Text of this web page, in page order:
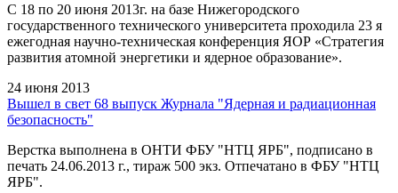
С 18 по 20 июня 2013г. на базе Нижегородского
государственного технического университета проходила 23 я
ежегодная научно-техническая конференция ЯОР «Стратегия
развития атомной энергетики и ядерное образование».
24 июня 2013
Вышел в свет 68 выпуск Журнала "Ядерная и радиационная
безопасность"
Верстка выполнена в ОНТИ ФБУ "НТЦ ЯРБ", подписано в
печать 24.06.2013 г., тираж 500 экз. Отпечатано в ФБУ "НТЦ
ЯРБ".